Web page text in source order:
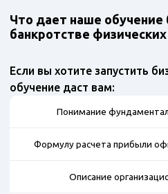
Что дает наше обучение
банкротстве
Если вы хотите запустить
обучение даст вам:
Понимание
Формулу расчета прибыли
Описание